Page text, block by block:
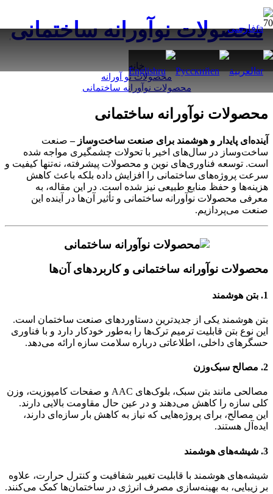
فارسی
العربية English Русский
محصولات نوآورانه ساختمانی
خانه
محصولات نو آورانه
محصولات نوآورانه ساختمانی
محصولات نوآورانه ساختمانی
آینده‌ای پایدار و هوشمند برای صنعت ساخت‌وساز – صنعت
ساخت‌وساز در سال‌های اخیر با تحولات چشمگیری مواجه شده
است. توسعه فناوری‌های نوین و محصولات پیشرفته، نه‌تنها کیفیت و
سرعت پروژه‌های ساختمانی را افزایش داده بلکه باعث کاهش
هزینه‌ها و حفظ منابع طبیعی نیز شده است. در این مقاله، به
معرفی محصولات نوآورانه ساختمانی و تأثیر آن‌ها در آینده این
صنعت می‌پردازیم.
محصولات نوآورانه ساختمانی و کاربردهای آن‌ها
1. بتن هوشمند
بتن هوشمند یکی از جدیدترین دستاوردهای صنعت ساختمان است.
این نوع بتن قابلیت ترمیم ترک‌ها را به‌طور خودکار دارد و با فناوری
حسگرهای داخلی، اطلاعاتی درباره سلامت سازه ارائه می‌دهد.
2. مصالح سبک‌وزن
مصالحی مانند بتن سبک، بلوک‌های AAC و صفحات کامپوزیت، وزن
کلی سازه را کاهش می‌دهند و در عین حال مقاومت بالایی دارند.
این مصالح، برای پروژه‌هایی که نیاز به کاهش بار سازه‌ای دارند،
ایده‌آل هستند.
3. شیشه‌های هوشمند
شیشه‌های هوشمند با قابلیت تغییر شفافیت و کنترل حرارت، علاوه
بر زیبایی، به بهینه‌سازی مصرف انرژی در ساختمان‌ها کمک می‌کنند.